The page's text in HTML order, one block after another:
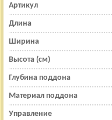
Артикул
Длина
Ширина
Высота (см)
Глубина поддона
Материал поддона
Управление